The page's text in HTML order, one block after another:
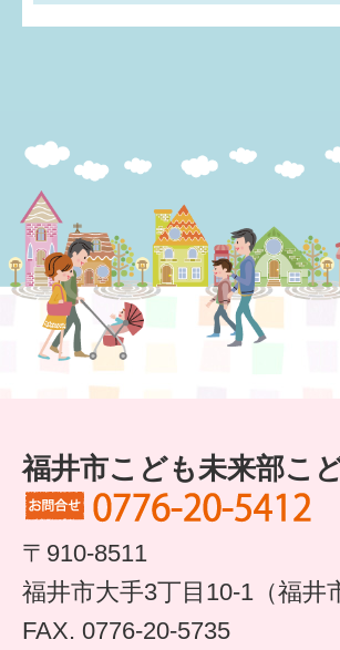
福井市こども未来部こ
〒910-8511
福井市大手3丁目10-1（福井
FAX. 0776-20-5735